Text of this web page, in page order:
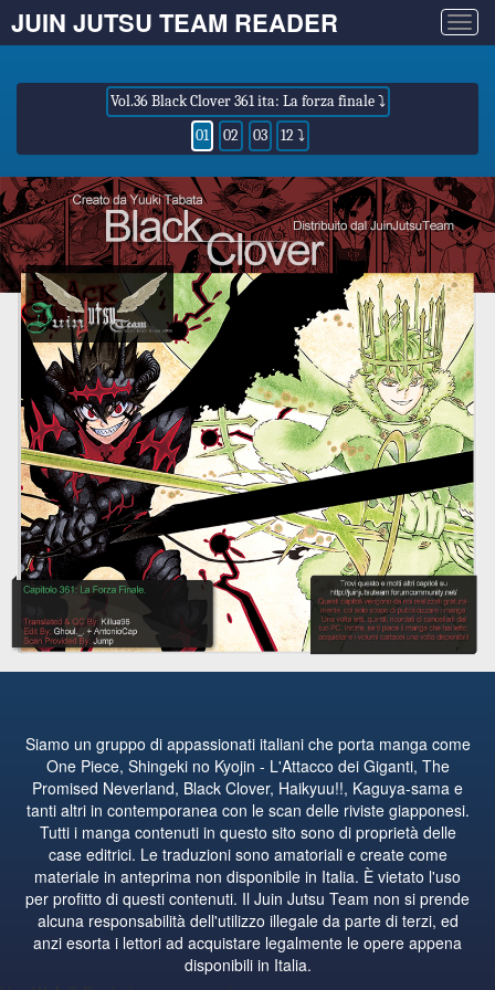
JUIN JUTSU TEAM READER
Vol.36 Black Clover 361 ita: La forza finale ⤵
01
02 03 12 ⤵
Siamo un gruppo di appassionati italiani che porta manga come
One Piece, Shingeki no Kyojin - L'Attacco dei Giganti, The
Promised Neverland, Black Clover, Haikyuu!!, Kaguya-sama e
tanti altri in contemporanea con le scan delle riviste giapponesi.
Tutti i manga contenuti in questo sito sono di proprietà delle
case editrici. Le traduzioni sono amatoriali e create come
materiale in anteprima non disponibile in Italia. È vietato l'uso
per profitto di questi contenuti. Il Juin Jutsu Team non si prende
alcuna responsabilità dell'utilizzo illegale da parte di terzi, ed
anzi esorta i lettori ad acquistare legalmente le opere appena
disponibili in Italia.